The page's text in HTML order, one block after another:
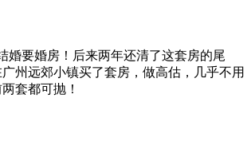
婚要婚房！后来两年还清了这套房的尾
州远郊小镇买了套房，做高估，几乎不用
套都可抛！